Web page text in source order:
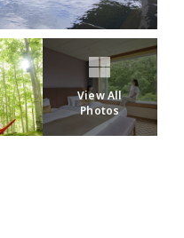
View All
Photos